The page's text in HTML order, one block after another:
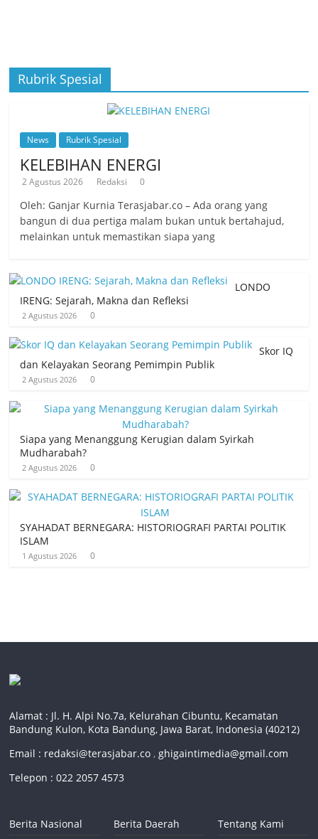
Rubrik Spesial
News Rubrik Spesial
KELEBIHAN ENERGI
2 Agustus 2026 Redaksi 0
Oleh: Ganjar Kurnia Terasjabar.co – Ada orang yang
bangun di dua pertiga malam bukan untuk bertahajud,
melainkan untuk memastikan siapa yang
LONDO
IRENG: Sejarah, Makna dan Refleksi
2 Agustus 2026 0
Skor IQ
dan Kelayakan Seorang Pemimpin Publik
2 Agustus 2026 0
Siapa yang Menanggung Kerugian dalam Syirkah
Mudharabah?
2 Agustus 2026 0
SYAHADAT BERNEGARA: HISTORIOGRAFI PARTAI POLITIK
ISLAM
1 Agustus 2026 0
Alamat : Jl. H. Alpi No.7a, Kelurahan Cibuntu, Kecamatan
Bandung Kulon, Kota Bandung, Jawa Barat, Indonesia (40212)
Email : redaksi@terasjabar.co ,ghigaintimedia@gmail.com
Telepon : 022 2057 4573
Berita Nasional
Berita Daerah
Tentang Kami